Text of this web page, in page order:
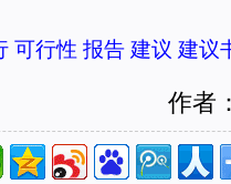
可行性 报告 建议 建议
作者